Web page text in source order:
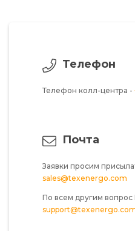
Телефон
Телефон колл-центра -
Почта
Заявки просим
sales@texenergo.com
По всем другим